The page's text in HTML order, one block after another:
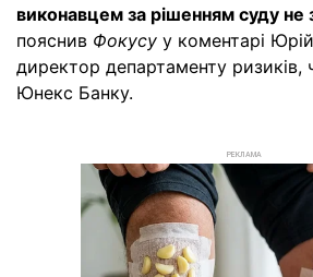
виконавцем за рішенням суду не
пояснив Фокусу у коментарі
директор департаменту ризиків,
Юнекс Банку.
РЕКЛАМА